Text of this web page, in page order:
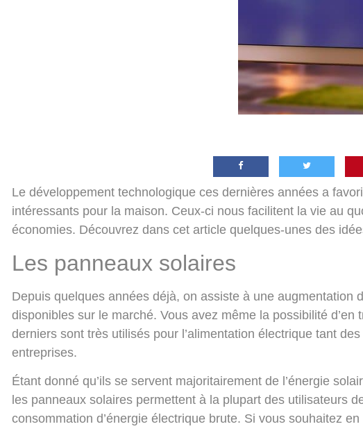
Le développement technologique ces dernières années a
intéressants pour la maison. Ceux-ci nous facilitent la vie au
économies. Découvrez dans cet article quelques-unes des
Les panneaux solaires
Depuis quelques années déjà, on assiste à une augmentation
disponibles sur le marché. Vous avez même la possibilité d’en
derniers sont très utilisés pour l’alimentation électrique tant
entreprises.
Étant donné qu’ils se servent majoritairement de l’énergie
les panneaux solaires permettent à la plupart des utilisateurs
consommation d’énergie électrique brute. Si vous souhaitez